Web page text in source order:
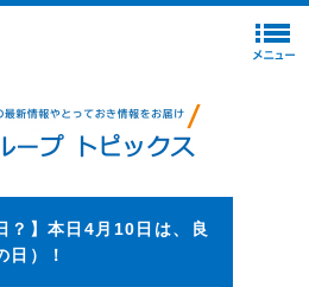
？】本日4月10日は、良
日）！